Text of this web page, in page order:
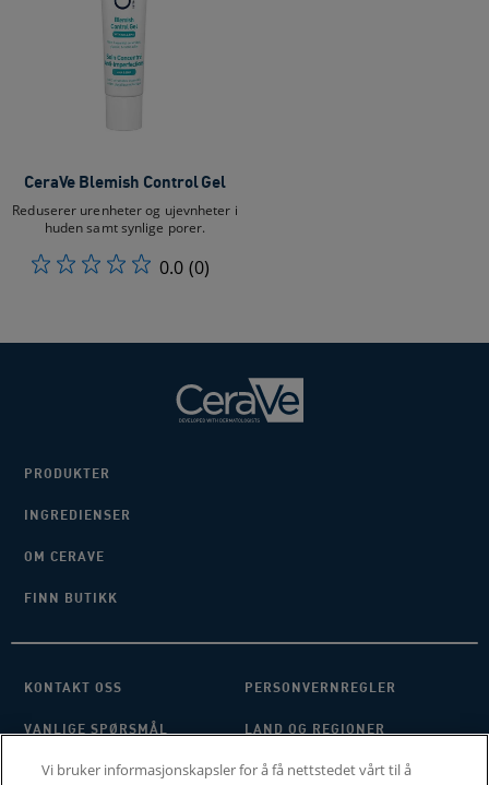
CeraVe Blemish Control Gel
Reduserer urenheter og ujevnheter i
huden samt synlige porer.
0.0 (0)
PRODUKTER
INGREDIENSER
OM CERAVE
FINN BUTIKK
KONTAKT OSS PERSONVERNREGLER
VANLIGE SPØRSMÅL LAND OG REGIONER
VILKÅR OG BETINGELSER
MINE INNSTILLINGER FOR
Vi bruker informasjonskapsler for å få nettstedet vårt til å